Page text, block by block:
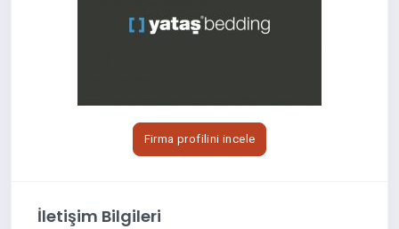
Firma profilini incele
İletişim Bilgileri